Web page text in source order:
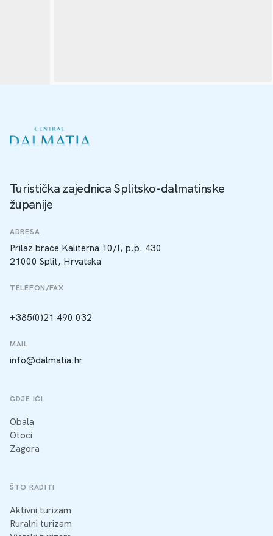
Turistička zajednica Splitsko-dalmatinske
županije
ADRESA
Prilaz braće Kaliterna 10/I, p.p. 430
21000 Split, Hrvatska
TELEFON/FAX
+385(0)21 490 032
MAIL
info@dalmatia.hr
GDJE IĆI
Obala
Otoci
Zagora
ŠTO RADITI
Aktivni turizam
Ruralni turizam